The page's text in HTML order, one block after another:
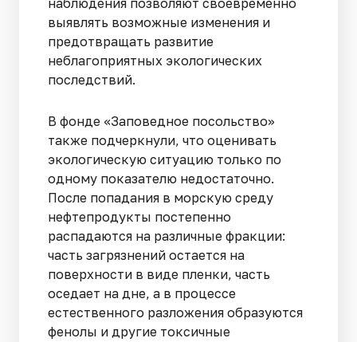
наблюдения позволяют своевременно
выявлять возможные изменения и
предотвращать развитие
неблагоприятных экологических
последствий.
В фонде «Заповедное посольство»
также подчеркнули, что оценивать
экологическую ситуацию только по
одному показателю недостаточно.
После попадания в морскую среду
нефтепродукты постепенно
распадаются на различные фракции:
часть загрязнений остается на
поверхности в виде пленки, часть
оседает на дне, а в процессе
естественного разложения образуются
фенолы и другие токсичные